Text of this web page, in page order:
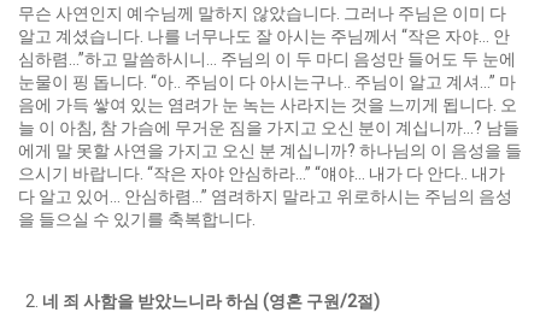
무슨 사연인지 예수님께 말하지 않았습니다. 그러나 주님은 이미 다
알고 계셨습니다. 나를 너무나도 잘 아시는 주님께서 “작은 자야… 안
심하렴…”하고 말씀하시니… 주님의 이 두 마디 음성만 들어도 두 눈에
눈물이 핑 돕니다. “아.. 주님이 다 아시는구나.. 주님이 알고 계셔…” 마
음에 가득 쌓여 있는 염려가 눈 녹는 사라지는 것을 느끼게 됩니다. 오
늘 이 아침, 참 가슴에 무거운 짐을 가지고 오신 분이 계십니까…? 남들
에게 말 못할 사연을 가지고 오신 분 계십니까? 하나님의 이 음성을 들
으시기 바랍니다. “작은 자야 안심하라…” “얘야… 내가 다 안다.. 내가
다 알고 있어… 안심하렴…” 염려하지 말라고 위로하시는 주님의 음성
을 들으실 수 있기를 축복합니다.
네 죄 사함을 받았느니라 하심 (영혼 구원/2절 )